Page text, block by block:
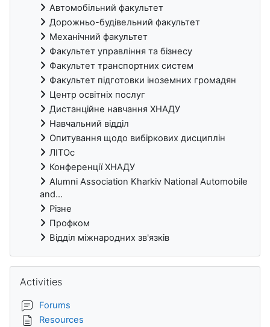
Автомобільний факультет
Дорожньо-будівельний факультет
Механічний факультет
Факультет управління та бізнесу
Факультет транспортних систем
Факультет підготовки іноземних громадян
Центр освітніх послуг
Дистанційне навчання ХНАДУ
Навчальний відділ
Опитування щодо вибіркових дисциплін
ЛІТОс
Конференції ХНАДУ
Alumni Association Kharkiv National Automobile
and...
Різне
Профком
Відділ міжнародних зв'язків
Activities
Forums
Resources